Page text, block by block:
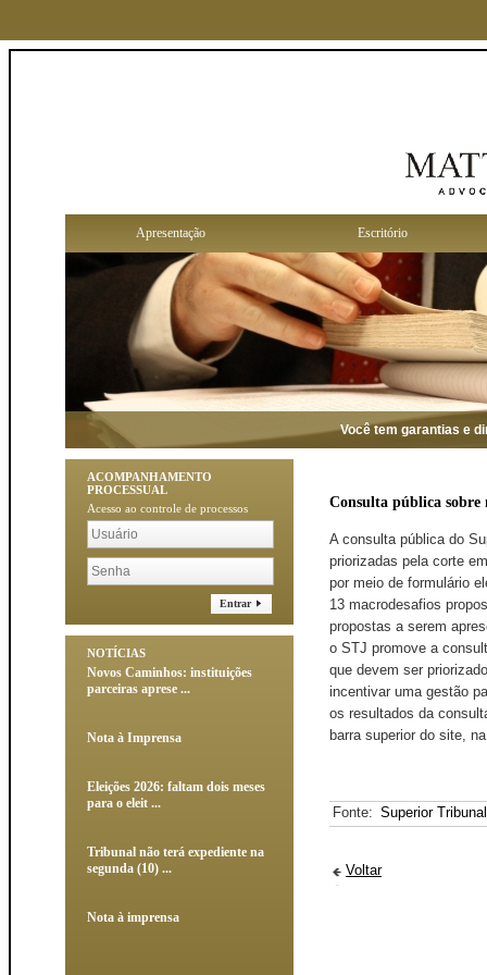
Apresentação Escritório
Você tem garantias e
ACOMPANHAMENTO
PROCESSUAL
Acesso ao controle de processos
Entrar
NOTÍCIAS
Novos Caminhos: instituições
parceiras aprese ...
Nota à Imprensa
Eleições 2026: faltam dois meses
para o eleit ...
Tribunal não terá expediente na
segunda (10) ...
Nota à imprensa
Consulta pública sobre
​A consulta pública do
priorizadas pela corte
por meio de formulário
13 macrodesafios
propostas a serem
o STJ promove a
que devem ser
incentivar uma gestão
os resultados da
barra superior do site,
Fonte: Superior
Voltar